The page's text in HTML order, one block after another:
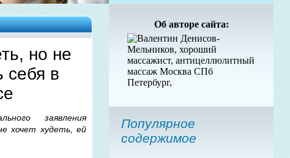
но не
себя в
заявления
хочет худеть, ей
Об авторе сайта:
Популярное
содержимое